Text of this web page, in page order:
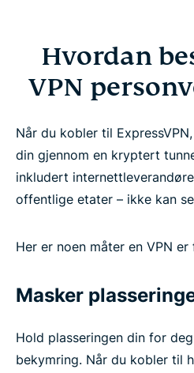
Hvordan
VPN
Når du kobler til
din gjennom en kryptert
inkludert
offentlige etater – ikke kan
Her er noen måter en VPN
Masker
Hold plasseringen din for
bekymring. Når du kobler til